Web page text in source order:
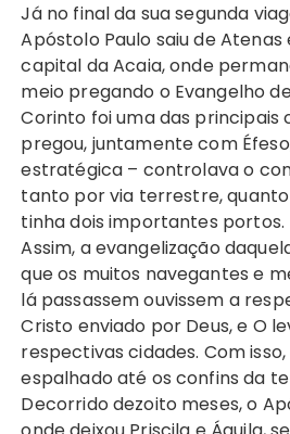
Já no final da sua segunda viagem missionária, o
Apóstolo Paulo saiu de
capital da Acaia, onde
meio pregando o Evangelho
Corinto foi uma das principais
pregou, juntamente com
estratégica – controlava o
tanto por via terrestre,
tinha dois importantes portos.
Assim, a evangelização
que os muitos navegantes e
lá passassem ouvissem a
Cristo enviado por Deus, e O
respectivas cidades. Com
espalhado até os confins da
Decorrido dezoito meses, o